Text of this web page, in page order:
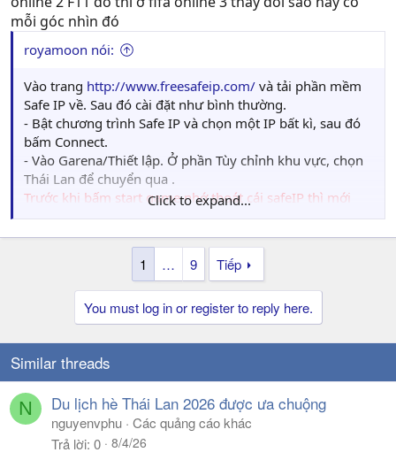
mỗi góc nhìn đó
royamoon nói:
Vào trang http://www.freesafeip.com/ và tải phần mềm
Safe IP về. Sau đó cài đặt như bình thường.
- Bật chương trình Safe IP và chọn một IP bất kì, sau đó
bấm Connect.
- Vào Garena/Thiết lập. Ở phần Tùy chỉnh khu vực, chọn
Thái Lan để chuyển qua .
Trước khi bấm start game nhớ thoát cái safeIP thì mới
vào dc
Click to expand...
1 … 9 Tiếp
You must log in or register to reply here.
Similar threads
N Du lịch hè Thái Lan 2026 được ưa chuộng
nguyenvphu Các quảng cáo khác
Trả lời 0 8/4/26